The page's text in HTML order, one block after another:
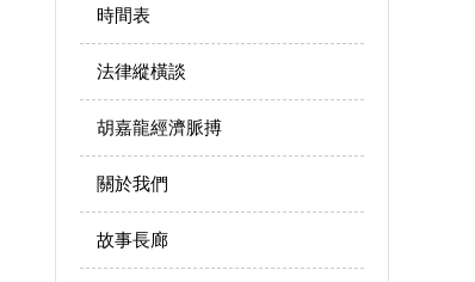
時間表
法律縱橫談
胡嘉龍經濟脈搏
關於我們
故事長廊